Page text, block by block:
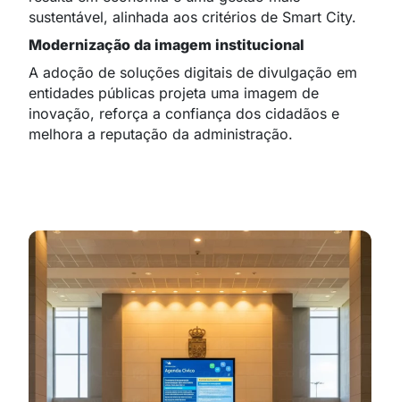
sustentável, alinhada aos critérios de Smart City.
Modernização da imagem institucional
A adoção de soluções digitais de divulgação em
entidades públicas projeta uma imagem de
inovação, reforça a confiança dos cidadãos e
melhora a reputação da administração.